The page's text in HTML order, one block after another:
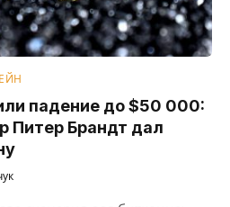
падение до $50 000:
Питер Брандт дал